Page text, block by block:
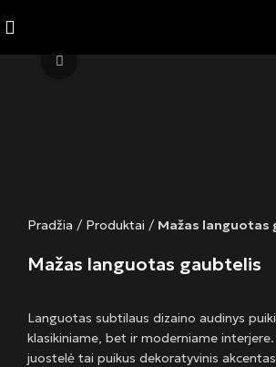
Pradžia / Produktai / Mažas languotas
Mažas languotas gaubtelis
Languotas subtilaus dizaino audinys
klasikiniame, bet ir moderniame
juostelė tai puikus dekoratyvinis